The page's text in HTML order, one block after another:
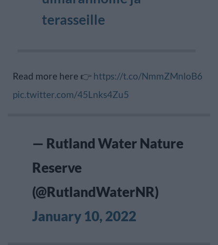
terasseille
Read more here 👉 https://t.co/NmmZMnloB6
pic.twitter.com/45Lnks4Zu5
— Rutland Water Nature
Reserve
(@RutlandWaterNR)
January 10, 2022